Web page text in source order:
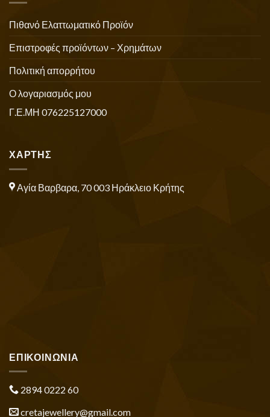
Πιθανό Ελαττωματικό Προϊόν
Επιστροφές προϊόντων – Χρημάτων
Πολιτική απορρήτου
Ο λογαριασμός μου
Γ.Ε.ΜΗ 076225127000
ΧΑΡΤΗΣ
Αγία Βαρβαρα, 70 003 Ηράκλειο Κρήτης
ΕΠΙΚΟΙΝΩΝΙΑ
2894 0222 60
cretajewellery@gmail.com